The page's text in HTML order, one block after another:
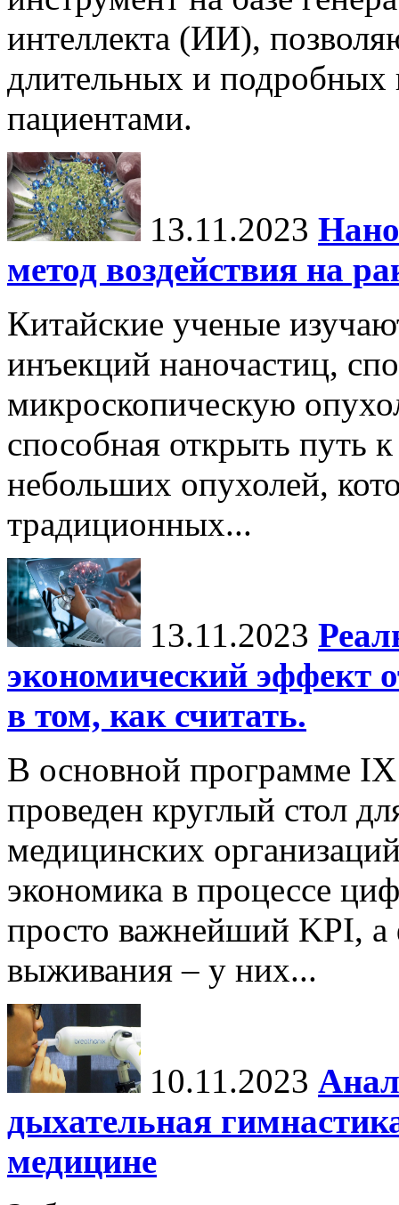
интеллекта (ИИ),
длительных и подробных
пациентами.
13.11.2023
метод воздействия на
Китайские ученые
инъекций наночастиц,
микроскопическую
способная открыть путь
небольших опухолей,
традиционных...
13.11.2023
экономический эффект
в том, как считать.
В основной программе
проведен круглый стол
медицинских
экономика в процессе
просто важнейший KPI, а
выживания – у них...
10.11.2023
дыхательная
медицине